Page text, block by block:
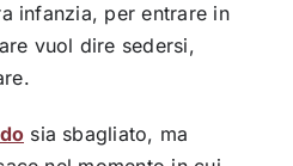
infanzia, per entrare in
vuol dire sedersi,
sia sbagliato, ma